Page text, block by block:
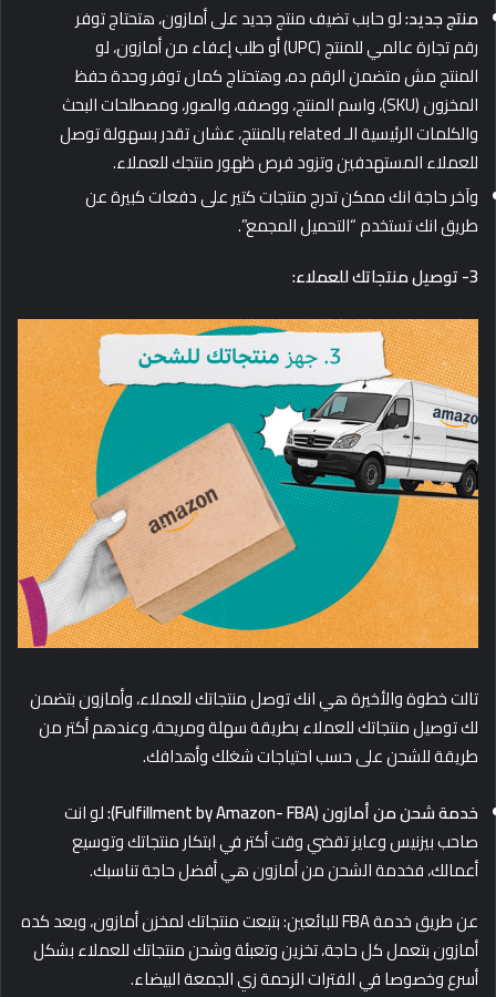
منتج جديد:لو حابب تضيف منتج جديد على أمازون، هتحتاج توفر
رقم تجارة عالمي للمنتج (UPC) أو طلب إعفاء من أمازون، لو
المنتج مش متضمن الرقم ده، وهتحتاج كمان توفر وحدة حفظ
المخزون (SKU)، واسم المنتج، ووصفه، والصور، ومصطلحات البحث
والكلمات الرئيسية الـ related بالمنتج، عشان تقدر بسهولة توصل
للعملاء المستهدفين وتزود فرص ظهور منتجك للعملاء.
وآخر حاجة انك ممكن تدرج منتجات كتير على دفعات كبيرة عن
طريق انك تستخدم “التحميل المجمع”.
3- توصيل منتجاتك للعملاء:
تالت خطوة والأخيرة هي انك توصل منتجاتك للعملاء، وأمازون بتضمن
لك توصيل منتجاتك للعملاء بطريقة سهلة ومريحة، وعندهم أكتر من
طريقة للشحن على حسب احتياجات شغلك وأهدافك.
خدمة شحن من أمازون (Fulfillment by Amazon- FBA):
لو انت
صاحب بيزنيس وعايز تقضي وقت أكتر في ابتكار منتجاتك وتوسيع
أعمالك، فخدمة الشحن من أمازون هي أفضل حاجة تناسبك.
عن طريق خدمة FBA للبائعين: بتبعت منتجاتك لمخزن أمازون، وبعد كده
أمازون بتعمل كل حاجة، تخزين وتعبئة وشحن منتجاتك للعملاء بشكل
أسرع وخصوصا في الفترات الزحمة زي الجمعة البيضاء.